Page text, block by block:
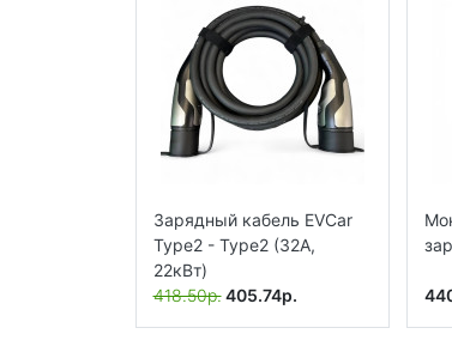
Зарядный кабель EVCar
Type2 - Type2 (32A,
22кВт)
418.50р. 405.74р.